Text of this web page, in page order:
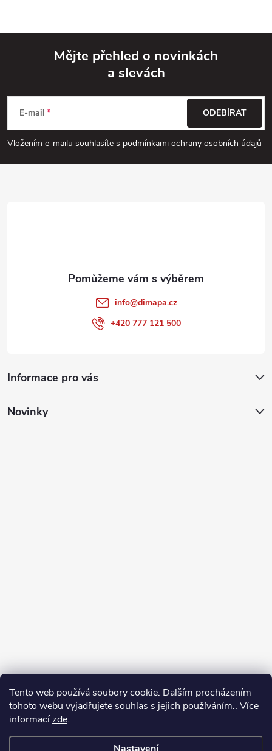
Tento web používá soubory cookie. Dalším procházením
tohoto webu vyjadřujete souhlas s jejich používáním.. Více
informacízde.
p
a
Mějte přehled o novinkách
a slevách
E-mail
Vložením e-mailu souhlasíte s podmínkami ochrany osobních údajů
ODEBÍRAT
Informace pro vás
Novinky
info@dimapa.cz
+420 777 121 500